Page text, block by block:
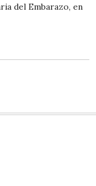
del Embarazo, en